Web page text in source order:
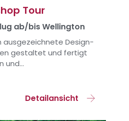
Tour
ab/bis Wellington
ausgezeichnete Design-
gestaltet und fertigt
und...
Detailansicht